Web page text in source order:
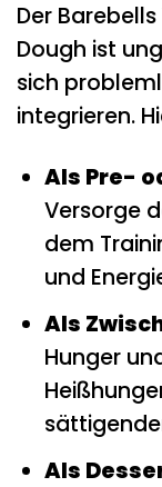
Der
Dough ist
sich
integrieren.
Als Pre-
Versorge
dem
und
Als
Hunger
Als